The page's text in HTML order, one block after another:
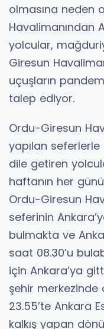
olmasına neden
Havalimanından
yolcular,
Giresun
uçuşların
talep ediyor.
Ordu-Giresun
yapılan
dile getiren
haftanın her
Ordu-Giresun
seferinin
bulmakta ve
saat 08.30’u
için Ankara’ya
şehir merkezinde
23.55’te Ankara
kalkış yapan